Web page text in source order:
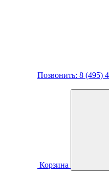
Позвонить: 8 (495)
Корзина